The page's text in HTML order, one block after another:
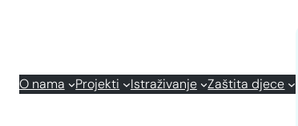
O nama
Projekti Istraživanje Zaštita djece